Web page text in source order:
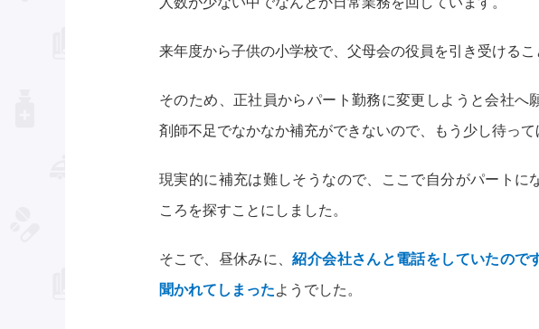
来年度から子供の小学校で、父母会の役員を引き受けるこ
そのため、正社員からパート勤務に変更しようと会社へ
剤師不足でなかなか補充ができないので、もう少し待って
現実的に補充は難しそうなので、ここで自分がパートに
ころを探すことにしました。
そこで、昼休みに、紹介会社さんと電話をしていたので
聞かれてしまったようでした。